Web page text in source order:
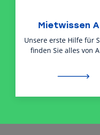
Mietwissen
Unsere erste Hilfe für
finden Sie alles von